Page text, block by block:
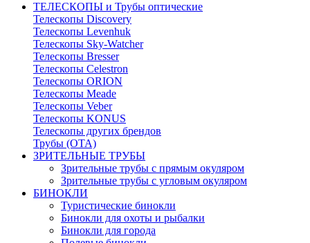
ТЕЛЕСКОПЫ и Трубы оптические
Телескопы Discovery
Телескопы Levenhuk
Телескопы Sky-Watcher
Телескопы Bresser
Телескопы Celestron
Телескопы ORION
Телескопы Meade
Телескопы Veber
Телескопы KONUS
Телескопы других брендов
Трубы (ОТА)
ЗРИТЕЛЬНЫЕ ТРУБЫ
Зрительные трубы с прямым окуляром
Зрительные трубы с угловым окуляром
БИНОКЛИ
Туристические бинокли
Бинокли для охоты и рыбалки
Бинокли для города